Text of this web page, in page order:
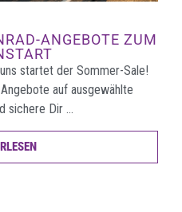
ANGEBOTE ZUM
startet der Sommer-Sale!
auf ausgewählte
sichere Dir …